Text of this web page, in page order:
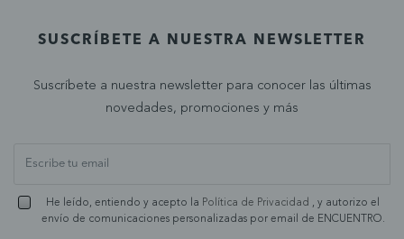
SUSCRÍBETE A NUESTRA NEWSLETTER
Suscríbete a nuestra newsletter para conocer las últimas
novedades, promociones y más
He leído, entiendo y acepto la Política de Privacidad , y autorizo el
envío de comunicaciones personalizadas por email de ENCUENTRO.